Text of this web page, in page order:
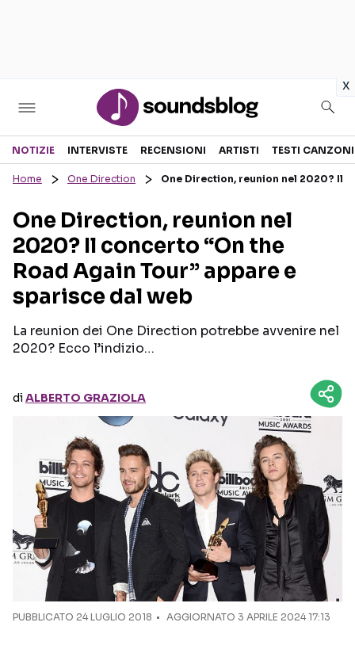
x
Sezioni
RECENSIONI MUSICALI
INTERVISTE
GOSSIP E CURIOSITÀ
TESTI CANZONI
TOUR ED EVENTI
TALENT SHOW
Seguici sui social
NOTIZIE INTERVISTE RECENSIONI ARTISTI TESTI CANZONI
Home One Direction One Direction, reunion nel 2020? Il
One Direction, reunion nel
2020? Il concerto “On the
Road Again Tour” appare e
sparisce dal web
La reunion dei One Direction potrebbe avvenire nel
2020? Ecco l’indizio…
diALBERTO GRAZIOLA
PUBBLICATO 24 LUGLIO 2018 AGGIORNATO 3 APRILE 2024 17:13